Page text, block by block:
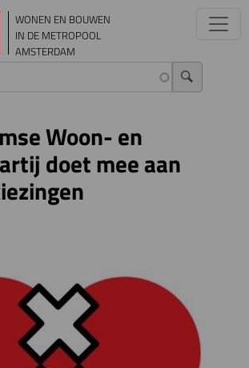
gaan
WONEN EN BOUWEN
IN DE METROPOOL
AMSTERDAM
Woon- en
doet mee aan